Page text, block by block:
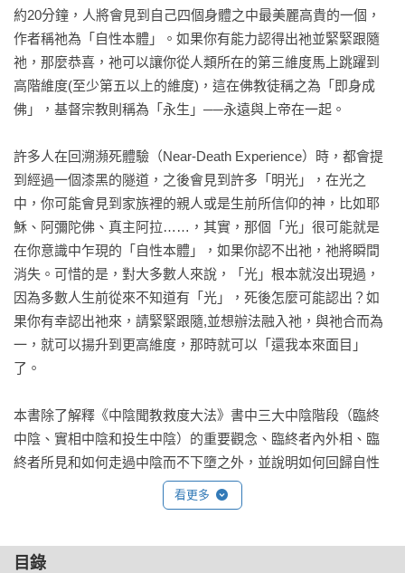
約20分鐘，人將會見到自己四個身體之中最美麗高貴的一個，
作者稱祂為「自性本體」。如果你有能力認得出祂並緊緊跟隨
祂，那麼恭喜，祂可以讓你從人類所在的第三維度馬上跳躍到
高階維度(至少第五以上的維度)，這在佛教徒稱之為「即身成
佛」，基督宗教則稱為「永生」──永遠與上帝在一起。
許多人在回溯瀕死體驗（Near-Death Experience）時，都會提
到經過一個漆黑的隧道，之後會見到許多「明光」，在光之
中，你可能會見到家族裡的親人或是生前所信仰的神，比如耶
穌、阿彌陀佛、真主阿拉……，其實，那個「光」很可能就是
在你意識中乍現的「自性本體」，如果你認不出祂，祂將瞬間
消失。可惜的是，對大多數人來說，「光」根本就沒出現過，
因為多數人生前從來不知道有「光」，死後怎麼可能認出？如
果你有幸認出祂來，請緊緊跟隨,並想辦法融入祂，與祂合而為
一，就可以揚升到更高維度，那時就可以「還我本來面目」
了。
本書除了解釋《中陰聞教救度大法》書中三大中陰階段（臨終
中陰、實相中陰和投生中陰）的重要觀念、臨終者內外相、臨
終者所見和如何走過中陰而不下墮之外，並說明如何回歸自性
本體，完成每個人此生此世的人生三大目的──提升自己的振
頻、提升他人的振頻，以及提升世界的振頻。這些重點加在一
在與未來，成為一個完整的過程。
看更多
目錄